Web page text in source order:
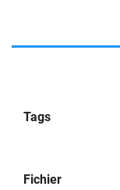
Tags
Fichier